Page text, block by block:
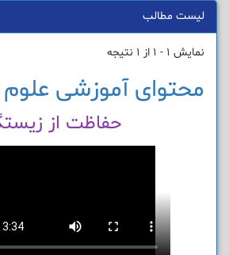
لیست مطالب
نمایش 1 - 1 از 1 نتیجه
محتوای آموزشی
حفاظت از